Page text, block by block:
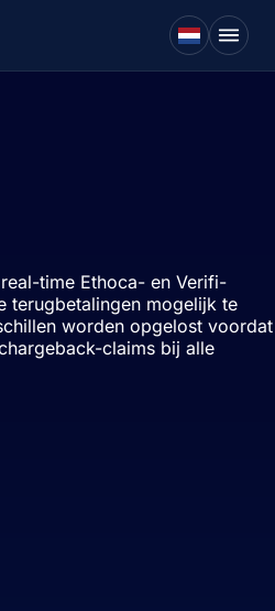
time Ethoca- en Verifi-
terugbetalingen mogelijk te
worden opgelost voordat
claims bij alle